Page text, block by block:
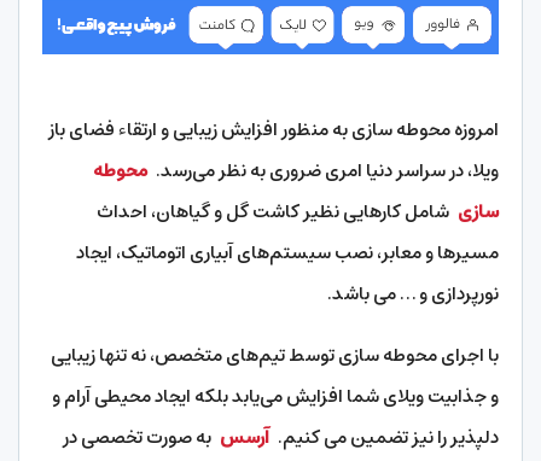
امروزه محوطه سازی به منظور افزایش زیبایی و ارتقاء فضای باز
ویلا، در سراسر دنیا امری ضروری به نظر می‌رسد.محوطه
سازی شامل کارهایی نظیر کاشت گل و گیاهان، احداث
مسیرها و معابر، نصب سیستم‌های آبیاری اتوماتیک، ایجاد
نورپردازی و … می باشد.
با اجرای محوطه سازی توسط تیم‌های متخصص، نه تنها زیبایی
و جذابیت ویلای شما افزایش می‌یابد بلکه ایجاد محیطی آرام و
دلپذیر را نیز تضمین می کنیم.آرسس به صورت تخصصی در